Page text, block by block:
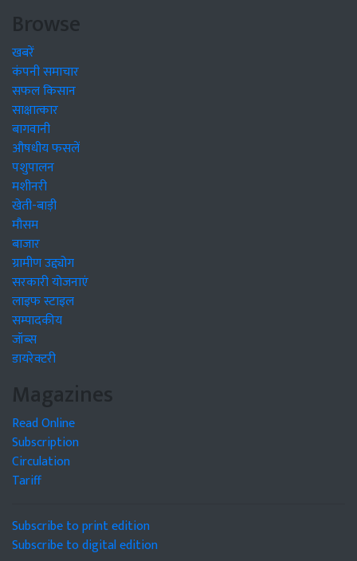
Browse
खबरें
कंपनी समाचार
सफल किसान
साक्षात्कार
बागवानी
औषधीय फसलें
पशुपालन
मशीनरी
खेती-बाड़ी
मौसम
बाजार
ग्रामीण उद्द्योग
सरकारी योजनाएं
लाइफ स्टाइल
सम्पादकीय
जॉब्स
डायरेक्टरी
Magazines
Read Online
Subscription
Circulation
Tariff
Subscribe to print edition
Subscribe to digital edition